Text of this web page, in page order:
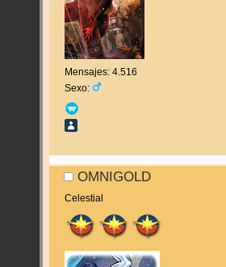
Mensajes: 4.516
Sexo:
OMNIGOLD
Celestial